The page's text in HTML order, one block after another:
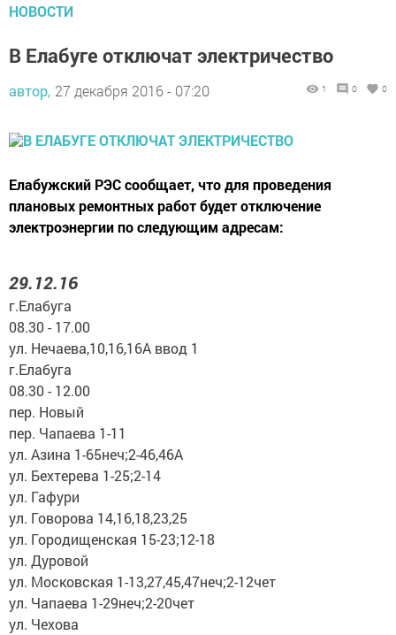
НОВОСТИ
В Елабуге отключат электричество
автор, 27 декабря 2016 - 07:20 1 0 0
Елабужский РЭС сообщает, что для проведения
плановых ремонтных работ будет отключение
электроэнергии по следующим адресам:
29.12.16
г.Елабуга
08.30 - 17.00
ул. Нечаева,10,16,16А ввод 1
г.Елабуга
08.30 - 12.00
пер. Новый
пер. Чапаева 1-11
ул. Азина 1-65неч;2-46,46А
ул. Бехтерева 1-25;2-14
ул. Гафури
ул. Говорова 14,16,18,23,25
ул. Городищенская 15-23;12-18
ул. Дуровой
ул. Московская 1-13,27,45,47неч;2-12чет
ул. Чапаева 1-29неч;2-20чет
ул. Чехова